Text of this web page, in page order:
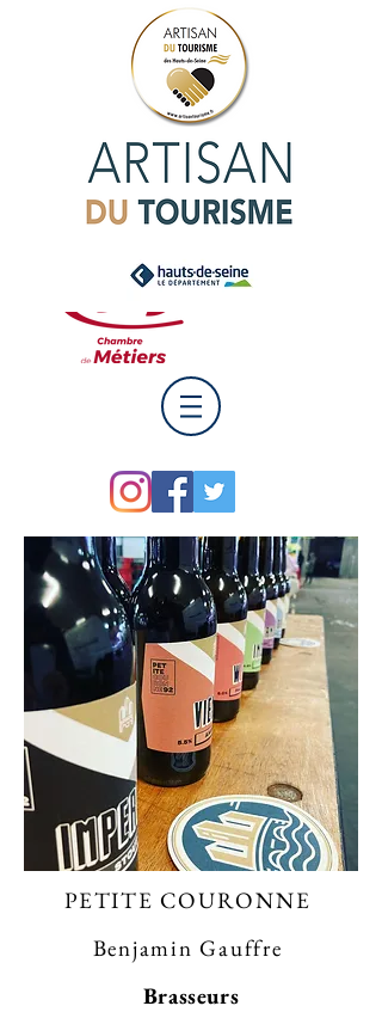
​PETITE COURONNE
Benjamin Gauffre
Brasseurs